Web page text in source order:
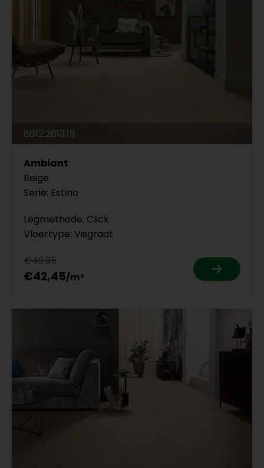
6612.2613.19
Ambiant
Beige
Serie: Estino
Legmethode: Click
Vloertype: Visgraat
€49,95
€42,45